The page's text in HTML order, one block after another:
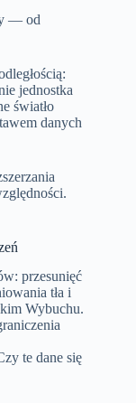
— od
jednostka
światło
danych
przesunięć
tła i
Wybuchu.
te dane się